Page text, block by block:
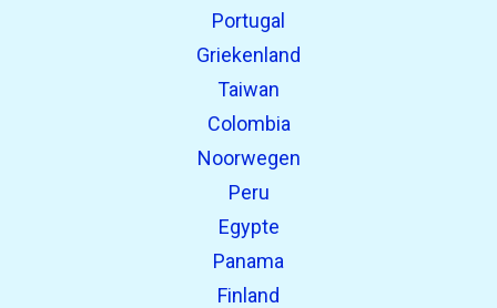
Portugal
Griekenland
Taiwan
Colombia
Noorwegen
Peru
Egypte
Panama
Finland